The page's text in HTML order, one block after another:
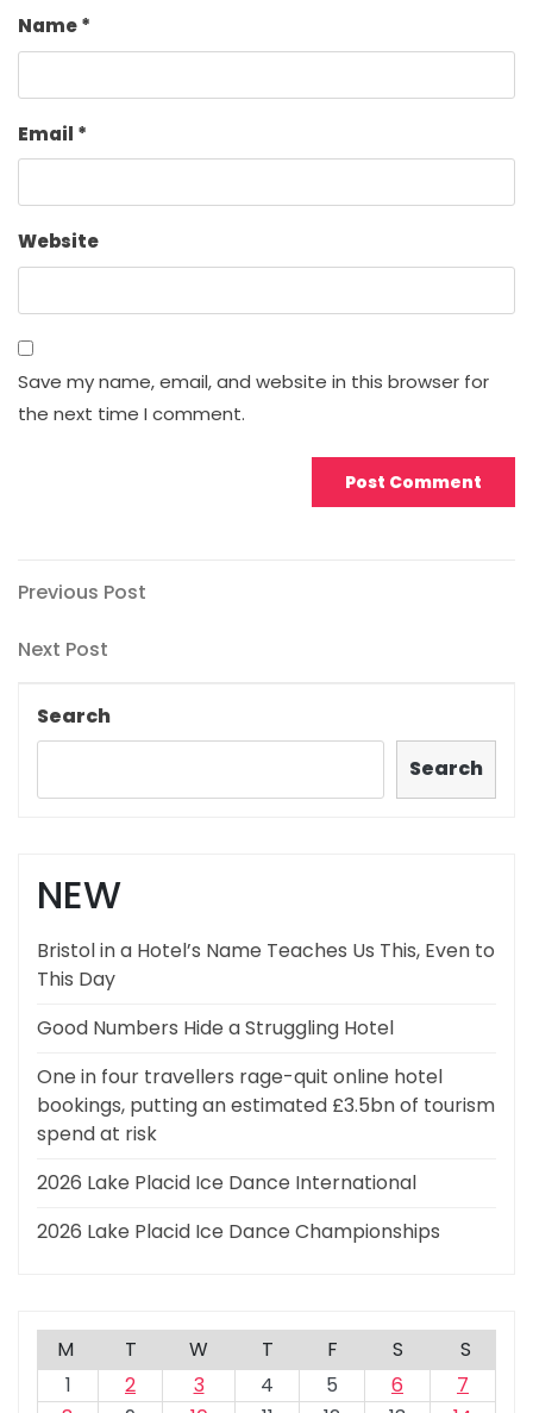
Name*
Email *
Website
Save my name, email, and website in this browser for
the next time I comment.
Post
navigation
Previous
Previous Post
Next
Next Post
Search
Search
NEW
Bristol in a Hotel’s Name Teaches Us This, Even to
This Day
Good Numbers Hide a Struggling Hotel
One in four travellers rage-quit online hotel
bookings, putting an estimated £3.5bn of tourism
spend at risk
2026 Lake Placid Ice Dance International
2026 Lake Placid Ice Dance Championships
M T W T F S
S
1
2 3 4 5 6
7